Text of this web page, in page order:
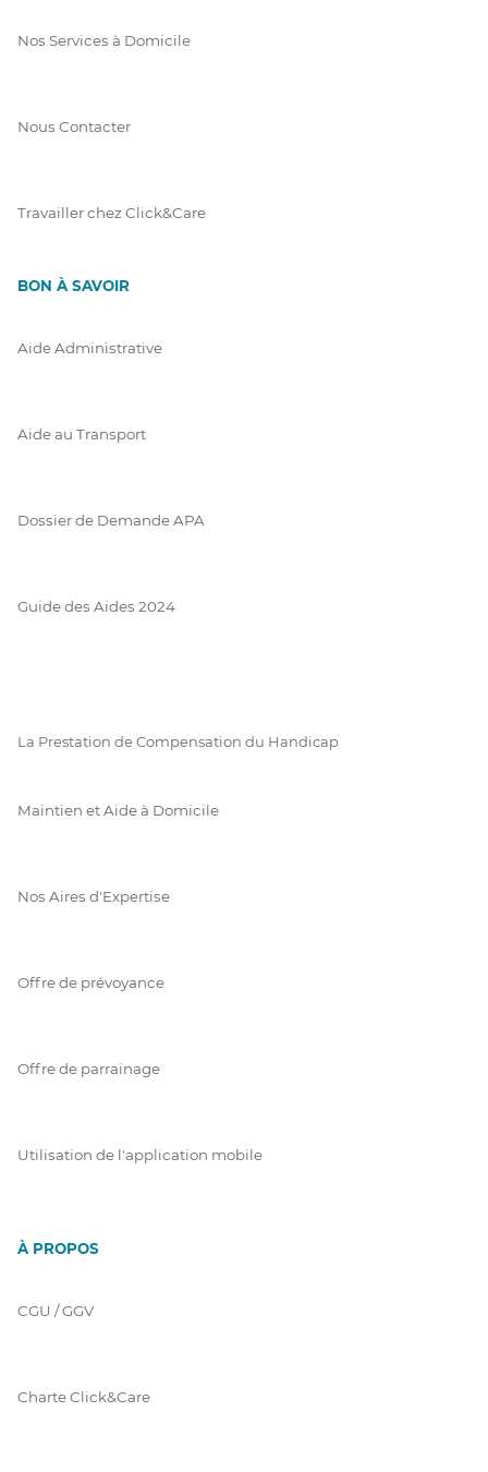
Nos Services à Domicile
Nous Contacter
Travailler chez Click&Care
BON À SAVOIR
Aide Administrative
Aide au Transport
Dossier de Demande APA
Guide des Aides 2024
La Prestation de Compensation du Handicap
Maintien et Aide à Domicile
Nos Aires d'Expertise
Offre de prévoyance
Offre de parrainage
Utilisation de l'application mobile
À PROPOS
CGU / GGV
Charte Click&Care